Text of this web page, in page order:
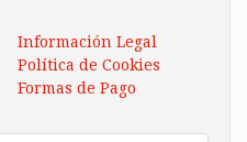
Información Legal
Política de Cookies
Formas de Pago